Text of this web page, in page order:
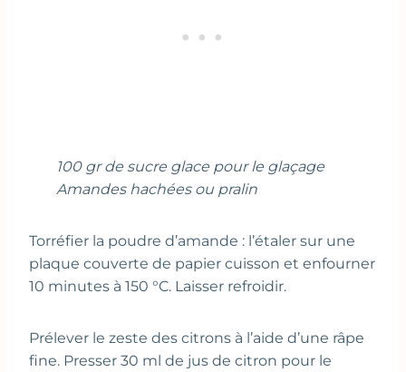
100 gr de sucre glace pour le glaçage
Amandes hachées ou pralin
Torréfier la poudre d’amande : l’étaler sur une
plaque couverte de papier cuisson et enfourner
10 minutes à 150 °C. Laisser refroidir.
Prélever le zeste des citrons à l’aide d’une râpe
fine. Presser 30 ml de jus de citron pour le